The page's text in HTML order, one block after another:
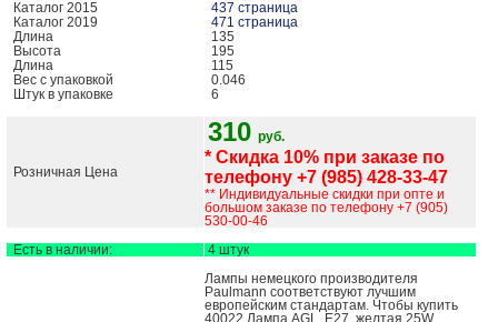
Каталог 2015
437 страница
Каталог 2019
471 страница
Длина
135
Высота
195
Длина
115
Вес с упаковкой
0.046
Штук в упаковке
6
Розничная Цена
310 руб.
* Скидка 10% при заказе по
телефону +7 (985) 428-33-47
** Индивидуальные скидки при опте и
большом заказе по телефону +7 (905)
530-00-46
Есть в наличии: 4 штук
Лампы немецкого производителя
Paulmann соответствуют лучшим
европейским стандартам. Чтобы купить
40022 Лампа AGL, E27, желтая 25W ,